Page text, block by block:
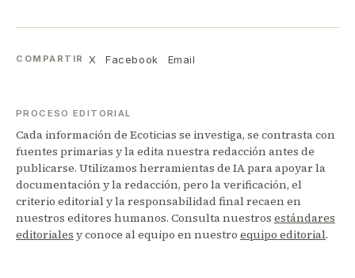
COMPARTIR X Facebook Email
PROCESO EDITORIAL
Cada información de Ecoticias se investiga, se contrasta con
fuentes primarias y la edita nuestra redacción antes de
publicarse. Utilizamos herramientas de IA para apoyar la
documentación y la redacción, pero la verificación, el
criterio editorial y la responsabilidad final recaen en
nuestros editores humanos. Consulta nuestros estándares
editoriales y conoce al equipo en nuestro equipo editorial.